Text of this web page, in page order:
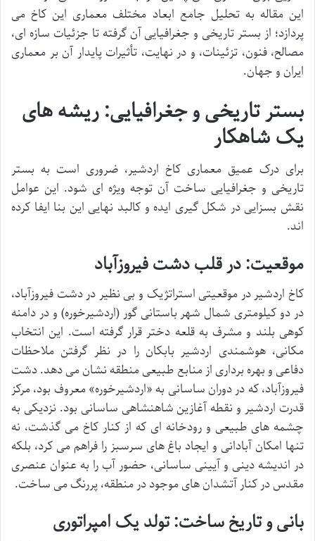
این مقاله به تحلیل جامع ابعاد مختلف معماری این کاخ می
پردازد؛ از بستر تاریخی و جغرافیایی آن گرفته تا جزئیات سازه ای،
مصالح، فنون، تزئینات، و در نهایت، تأثیرات پایدار آن بر معماری
ایران و جهان.
بستر تاریخی و جغرافیایی: ریشه های
یک شاهکار
برای درک عمیق معماری کاخ اردشیر، ضروری است به بستر
تاریخی و جغرافیایی ساخت آن توجه ویژه ای شود. این عوامل
نقش بسزایی در شکل گیری ایده و کالبد نهایی این بنا ایفا کرده
اند.
موقعیت: در قلب دشت فیروزآباد
کاخ اردشیر در موقعیتی استراتژیک و بی نظیر در دشت فیروزآباد،
در دو کیلومتری شمال شهر باستانی گور (اردشیرخوره) و در دامنه
کوهی بلند و مشرف به قلعه دختر قرار گرفته است. این انتخاب
مکانی، هوشمندی اردشیر بابکان را در نظر گرفتن ملاحظات
دفاعی و بهره برداری از منابع طبیعی منطقه نشان می دهد. دشت
فیروزآباد، که در دوران ساسانی به «اردشیرخوره» معروف بود، مرکز
قدرت اردشیر و نقطه آغازین شاهنشاهی ساسانی بود. نزدیکی به
چشمه های طبیعی و رودخانه ای که از کنار کاخ می گذشت، نه
تنها امکان آبادانی و ایجاد باغ های سرسبز را فراهم می کرد، بلکه
در اندیشه دینی و آیینی ساسانی، حضور آب را به عنوان عنصری
مقدس در کنار آتشدان های موجود در منطقه، پررنگ می ساخت.
بانی و تاریخ ساخت: تولد یک امپراتوری